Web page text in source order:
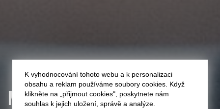
MARIESAWA
K vyhodnocování tohoto webu a k personalizaci
obsahu a reklam používáme soubory cookies. Když
klikněte na „přijmout cookies", poskytnete nám
souhlas k jejich uložení, správě a analýze.